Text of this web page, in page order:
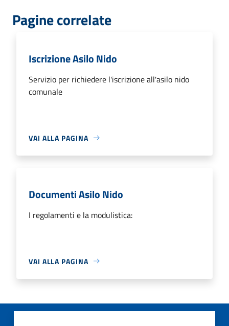
Pagine correlate
Iscrizione Asilo Nido
Servizio per richiedere l'iscrizione all'asilo nido
comunale
VAI ALLA PAGINA
Documenti Asilo Nido
I regolamenti e la modulistica:
VAI ALLA PAGINA